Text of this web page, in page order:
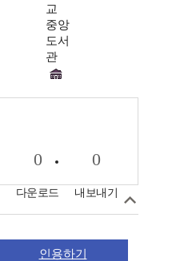
교
중앙
도서
관
0
다운로드
0
내보내기
인용하기